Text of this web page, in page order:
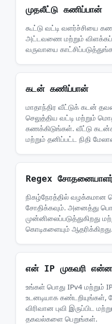
முதலீட்டு கணிப்பான்
கூட்டு வட்டி வளர்ச்சியை
அட்டவணை மற்றும்
வருவாயை
கடன் கணிப்பான்
மாதாந்திர வீட்டுக் கடன்
செலுத்திய வட்டி மற்றும்
கணக்கிடுங்கள். வீட்டு
மற்றும் தனிப்பட்ட நிதி
Regex
நிகழ்நேரத்தில் வழக்கமான
சோதிக்கவும். அனைத்து
முன்னிலைப்படுத்துகிறது
கொடிகளையும் ஆதரிக்கிறது.
என் IP முகவரி என்ன
உங்கள் பொது IPv4 மற்றும்
உடனடியாக கண்டறியுங்கள்,
விரிவான புவி இருப்பிட
தகவல்களை பெறுங்கள்.